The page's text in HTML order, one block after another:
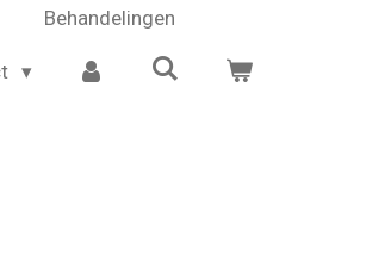
Behandelingen